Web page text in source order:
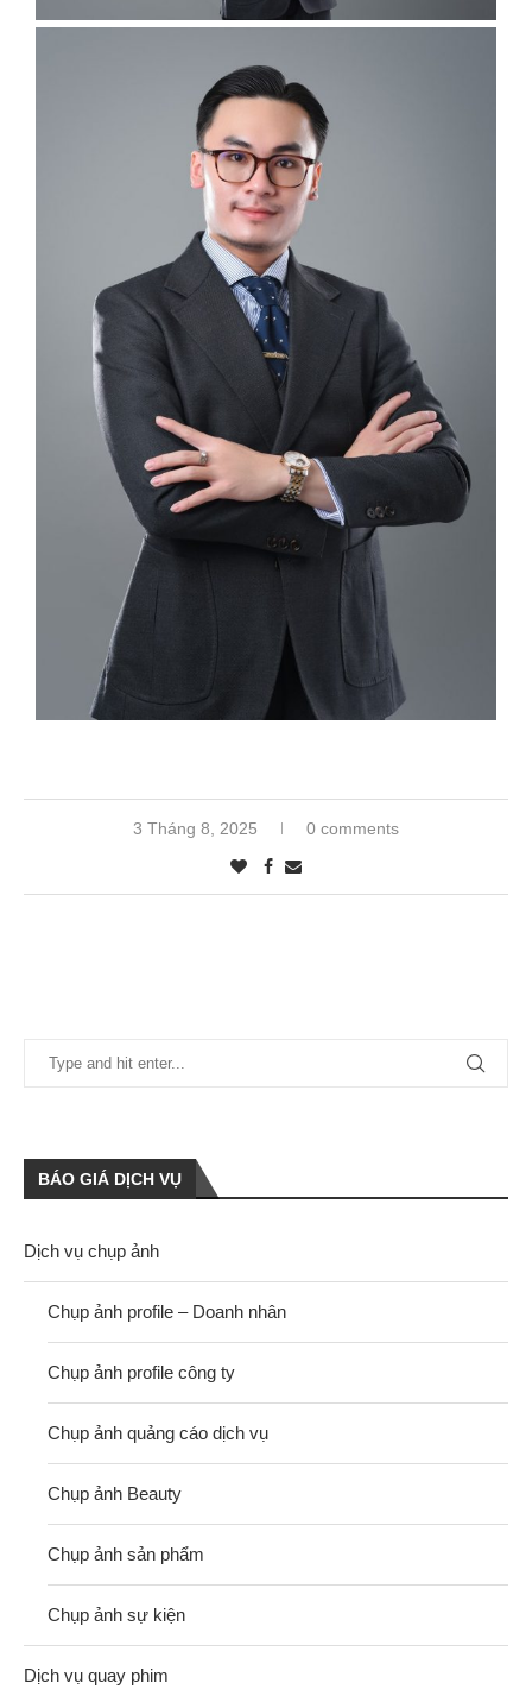
3 Tháng 8, 2025 0 comments
BÁO GIÁ DỊCH VỤ
Dịch vụ chụp ảnh
Chụp ảnh profile – Doanh nhân
Chụp ảnh profile công ty
Chụp ảnh quảng cáo dịch vụ
Chụp ảnh Beauty
Chụp ảnh sản phẩm
Chụp ảnh sự kiện
Dịch vụ quay phim